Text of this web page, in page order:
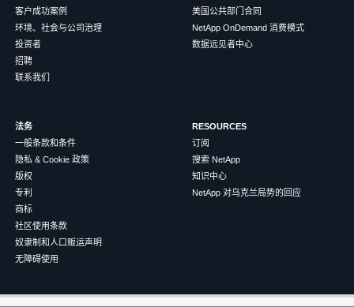
客户成功案例
环境、社会与公司治理
投资者
招聘
联系我们
美国公共部门合同
NetApp OnDemand 消费模式
数据远见者中心
法务
一般条款和条件
隐私 & Cookie 政策
版权
专利
商标
社区使用条款
奴隶制和人口贩运声明
无障碍使用
RESOURCES
订阅
搜索 NetApp
知识中心
NetApp 对乌克兰局势的回应